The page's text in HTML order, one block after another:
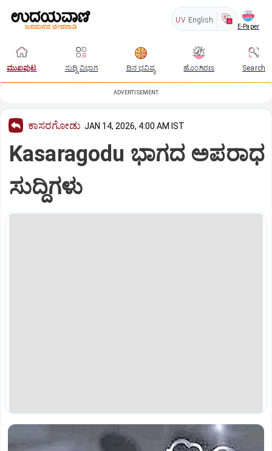
UV English
E-Paper
ಮುಖಪುಟ ಸುದ್ದಿ ವಿಭಾಗ ದಿನ ಭವಿಷ್ಯ ಹೊಂಗಿರಣ Search
ADVERTISEMENT
ಕಾಸರಗೋಡು JAN 14, 2026, 4:00 AM IST
Kasaragodu ಭಾಗದ ಅಪರಾಧ
ಸುದ್ದಿಗಳು